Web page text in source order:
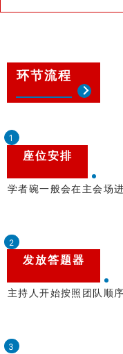
环节流程
1
座位安排
学者碗一般会在主会场
2
发放答题器
主持人开始按照团队顺
3